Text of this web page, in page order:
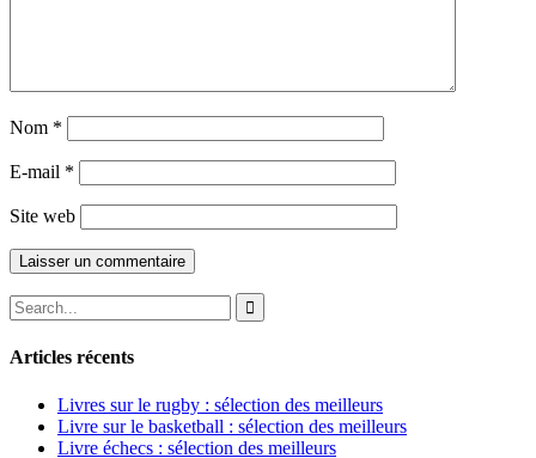
Nom *
E-mail *
Site web
Articles récents
Livres sur le rugby : sélection des meilleurs
Livre sur le basketball : sélection des meilleurs
Livre échecs : sélection des meilleurs